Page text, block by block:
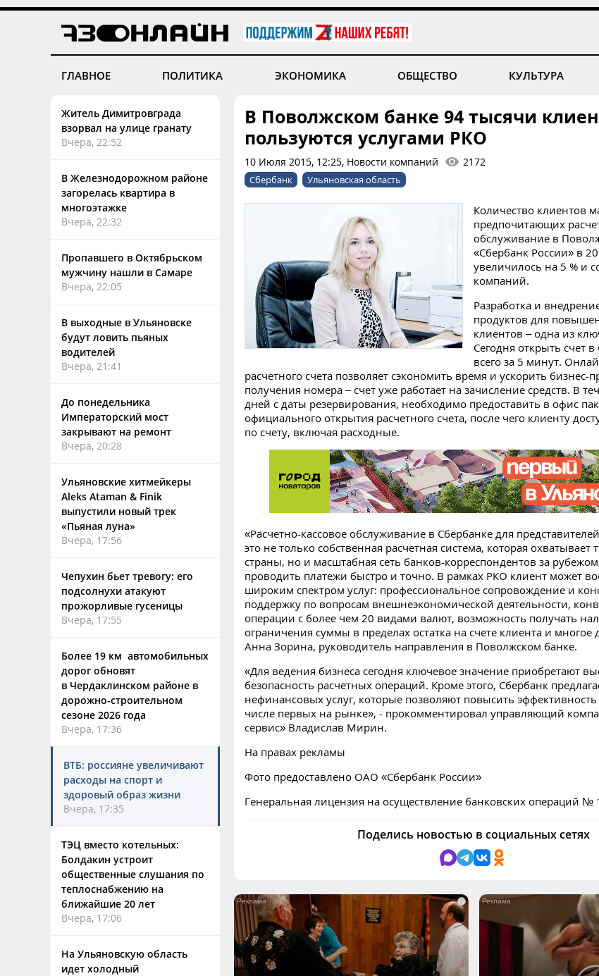
ГЛАВНОЕ ПОЛИТИКА ЭКОНОМИКА ОБЩЕСТВО КУЛЬТУРА
Житель Димитровграда
взорвал на улице гранату
Вчера, 22:52
В Железнодорожном районе
загорелась квартира в
многоэтажке
Вчера, 22:32
Пропавшего в Октябрьском
мужчину нашли в Самаре
Вчера, 22:05
В выходные в Ульяновске
будут ловить пьяных
водителей
Вчера, 21:41
До понедельника
Императорский мост
закрывают на ремонт
Вчера, 20:28
Ульяновские хитмейкеры
Aleks Ataman & Finik
выпустили новый трек
«Пьяная луна»
Вчера, 17:56
Чепухин бьет тревогу: его
подсолнухи атакуют
прожорливые гусеницы
Вчера, 17:55
Более 19 км автомобильных
дорог обновят
в Чердаклинском районе в
дорожно-строительном
сезоне 2026 года
Вчера, 17:36
ВТБ: россияне увеличивают
расходы на спорт и
здоровый образ жизни
Вчера, 17:35
ТЭЦ вместо котельных:
Болдакин устроит
общественные слушания по
теплоснабжению на
ближайшие 20 лет
Вчера, 17:06
На Ульяновскую область
идет холодный
В Поволжском банке 94 тысячи
пользуются услугами РКО
10 Июля 2015, 12:25, Новости компаний 2172
Сбербанк Ульяновская область
Количество клиентов
предпочитающих
обслуживание в
«Сбербанк России» в
увеличилось на 5 % и
компаний.
Разработка и
продуктов для
клиентов – одна из
Сегодня открыть счет
всего за 5 минут.
расчетного счета позволяет сэкономить время и ускорить бизнес-
получения номера – счет уже работает на зачисление средств. В
дней с даты резервирования, необходимо предоставить в офис
официального открытия расчетного счета, после чего клиенту
по счету, включая расходные.
«Расчетно-кассовое обслуживание в Сбербанке для
это не только собственная расчетная система, которая охватывает
страны, но и масштабная сеть банков-корреспондентов за
проводить платежи быстро и точно. В рамках РКО клиент может
широким спектром услуг: профессиональное сопровождение и
поддержку по вопросам внешнеэкономической деятельности,
операции с более чем 20 видами валют, возможность получать
ограничения суммы в пределах остатка на счете клиента и многое
Анна Зорина, руководитель направления в Поволжском банке.
«Для ведения бизнеса сегодня ключевое значение приобретают
безопасность расчетных операций. Кроме этого, Сбербанк
нефинансовых услуг, которые позволяют повысить
числе первых на рынке», - прокомментировал управляющий
сервис» Владислав Мирин.
На правах рекламы
Фото предоставлено ОАО «Сбербанк России»
Генеральная лицензия на осуществление банковских операций №
Поделись новостью в социальных сетях
i